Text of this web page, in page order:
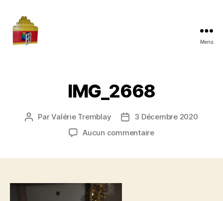
Menu
IMG_2668
Auteur
ParValérie Tremblay
Date3 Décembre 2020
Aucun commentairesur